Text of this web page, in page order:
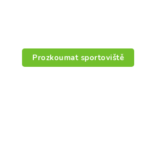
Prozkoumat sportoviště